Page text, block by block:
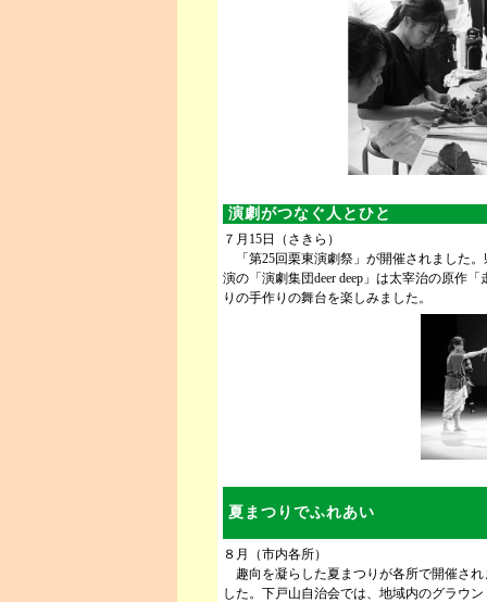
演劇がつなぐ人とひと
７月15日（さきら）
「第25回栗東演劇祭」が開催されました
演の「演劇集団deer deep」は太宰治の原作
りの手作りの舞台を楽しみました。
夏まつりでふれあい
８月（市内各所）
趣向を凝らした夏まつりが各所で開催さ
した。下戸山自治会では、地域内のグラウ